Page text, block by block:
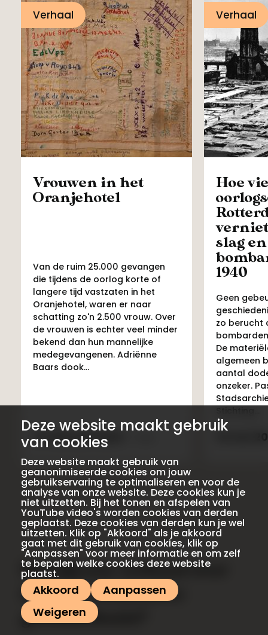
Deze website maakt gebruik
van cookies
Deze website maakt gebruik van
geanonimiseerde cookies om jouw
gebruikservaring te optimaliseren en voor de
analyse van onze website. Deze cookies kun je
niet uitzetten. Bij het tonen en afspelen van
YouTube video's worden cookies van derden
geplaatst. Deze cookies van derden kun je wel
uitzetten. Klik op "Akkoord" als je akkoord
gaat met dit gebruik van cookies, klik op
"Aanpassen" voor meer informatie en om zelf
te bepalen welke cookies deze website
plaatst.
Akkoord
Aanpassen
Weigeren
Verhaal
Vrouwen in het
Oranjehotel
Van de ruim 25.000 gevangen
die tijdens de oorlog korte of
langere tijd vastzaten in het
Oranjehotel, waren er naar
schatting zo'n 2.500 vrouw. Over
de vrouwen is echter veel minder
bekend dan hun mannelijke
medegevangenen. Adriënne
Baars dook...
12 februari 2024
Verhaal
Hoe
slag
1940
Geen
zo berucht
De
algemeen
aantal
onzeker.
Heb jij een verhaal over
de Zuid-Hollandse
geschiedenis?